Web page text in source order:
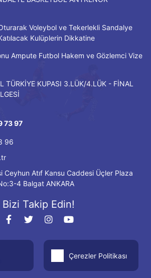
Voleybol ve Tekerlekli Sandalye
Kulüplerin Dikkatine
Ampute Futbol Hakem ve Gözlemci Vize
TÜRKİYE KUPASI 3.LÜK/4.LÜK - FİNAL
73 97
96
Ceyhun Atıf Kansu Caddesi Üçler Plaza
4 Balgat ANKARA
Bizi Takip Edin!
Çerezler Politikası